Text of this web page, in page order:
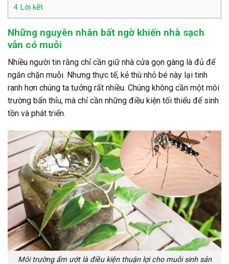
4 Lời kết
Những nguyên nhân bất ngờ khiến nhà sạch
vẫn có muỗi
Nhiều người tin rằng chỉ cần giữ nhà cửa gọn gàng là đủ để
ngăn chặn muỗi. Nhưng thực tế, kẻ thù nhỏ bé này lại tinh
ranh hơn chúng ta tưởng rất nhiều. Chúng không cần một môi
trường bẩn thỉu, mà chỉ cần những điều kiện tối thiểu để sinh
tồn và phát triển.
Môi trường ẩm ướt là điều kiện thuận lợi cho muỗi sinh sản